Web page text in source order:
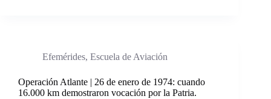
Efemérides, Escuela de Aviación
Operación Atlante | 26 de enero de 1974: cuando
16.000 km demostraron vocación por la Patria.